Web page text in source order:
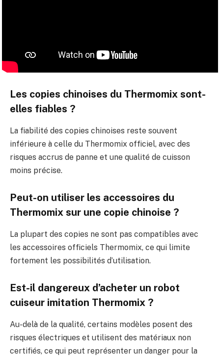
Les copies chinoises du Thermomix sont-
elles fiables ?
La fiabilité des copies chinoises reste souvent
inférieure à celle du Thermomix officiel, avec des
risques accrus de panne et une qualité de cuisson
moins précise.
Peut-on utiliser les accessoires du
Thermomix sur une copie chinoise ?
La plupart des copies ne sont pas compatibles avec
les accessoires officiels Thermomix, ce qui limite
fortement les possibilités d’utilisation.
Est-il dangereux d’acheter un robot
cuiseur imitation Thermomix ?
Au-delà de la qualité, certains modèles posent des
risques électriques et utilisent des matériaux non
certifiés, ce qui peut représenter un danger pour la